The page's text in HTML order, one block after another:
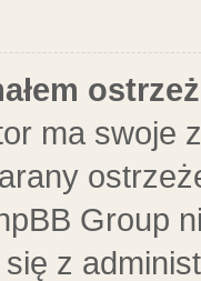
ma swoje
Group
z